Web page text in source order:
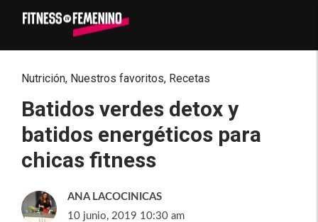
Nutrición, Nuestros favoritos, Recetas
Batidos verdes detox y
batidos energéticos para
chicas fitness
ANA LACOCINICAS
10 junio, 2019 10:30 am